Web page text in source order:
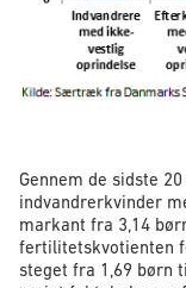
Gennem de sidste
indvandrerkvinder
markant fra 3,14
fertilitetskvotienten
steget fra 1,69 børn